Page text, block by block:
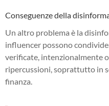
Conseguenze della
Un altro problema è la
influencer possono
verificate, intenzionalmente
ripercussioni, soprattutto in
finanza.